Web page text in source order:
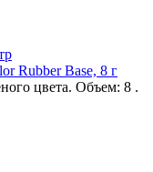
Rubber Base, 8 г
цвета. Объем: 8 .